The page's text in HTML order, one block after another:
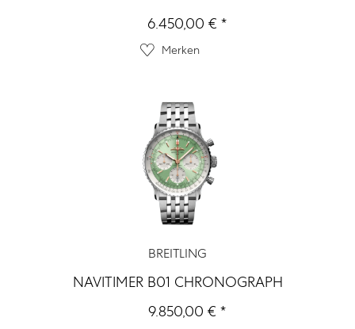
6.450,00 € *
Merken
BREITLING
NAVITIMER B01 CHRONOGRAPH
9.850,00 € *